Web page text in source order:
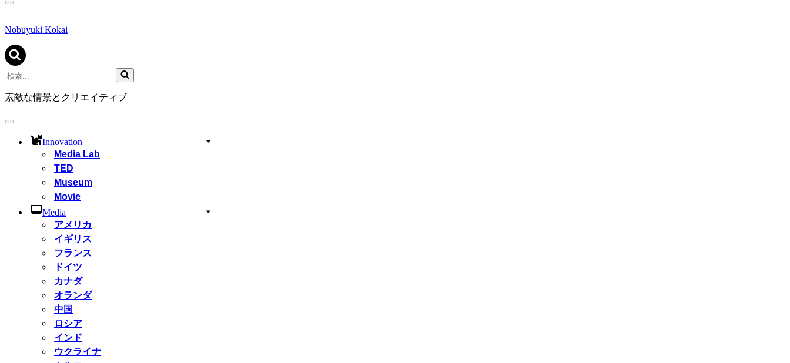
ナ
ゲ
シ
ョ
ン
メ
ニ
ュ
Nobuyuki Kokai
検
索...
素敵な情景とクリエイティブ
ナ
Innovation
Media Lab
TED
Museum
Movie
Media
アメリカ
イギリス
フランス
ドイツ
カナダ
オランダ
中国
ロシア
インド
ウクライナ